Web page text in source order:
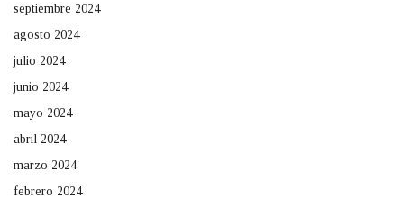
septiembre 2024
agosto 2024
julio 2024
junio 2024
mayo 2024
abril 2024
marzo 2024
febrero 2024